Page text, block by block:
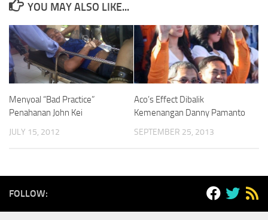
YOU MAY ALSO LIKE...
Menyoal “Bad Practice”
Penahanan John Kei
JULY 15, 2012
Aco’s Effect Dibalik
Kemenangan Danny Pamanto
SEPTEMBER 25, 2013
FOLLOW: